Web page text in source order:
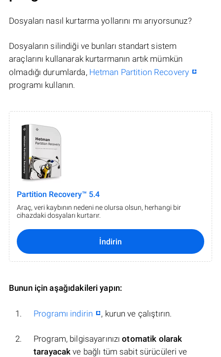
Dosyaları nasıl kurtarma yollarını mı arıyorsunuz?
Dosyaların silindiği ve bunları standart sistem
araçlarını kullanarak kurtarmanın artık mümkün
olmadığı durumlarda, Hetman Partition Recovery
programı kullanın.
Partition Recovery™ 5.4
Araç, veri kaybının nedeni ne olursa olsun, herhangi bir
cihazdaki dosyaları kurtarır.
İndirin
Bunun için aşağıdakileri yapın:
Programı indirin , kurun ve çalıştırın.
Program, bilgisayarınızıotomatik olarak
tarayacak ve bağlı tüm sabit sürücüleri ve